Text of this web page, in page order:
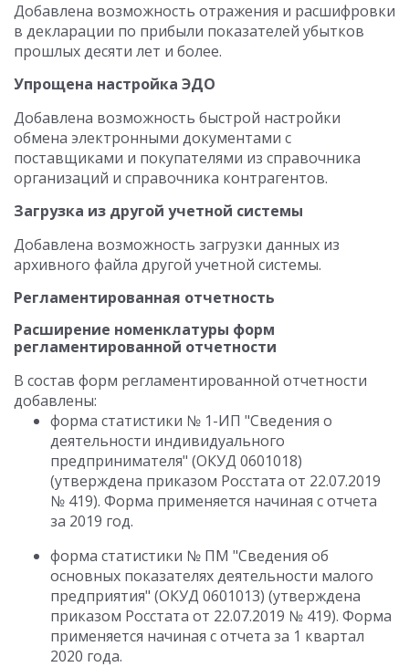
Добавлена возможность отражения и расшифровки
в декларации по прибыли показателей убытков
прошлых десяти лет и более.
Упрощена настройка ЭДО
Добавлена возможность быстрой настройки
обмена электронными документами с
поставщиками и покупателями из справочника
организаций и справочника контрагентов.
Загрузка из другой учетной системы
Добавлена возможность загрузки данных из
архивного файла другой учетной системы.
Регламентированная отчетность
Расширение номенклатуры форм
регламентированной отчетности
В состав форм регламентированной отчетности
добавлены:
форма статистики № 1-ИП "Сведения о
деятельности индивидуального
предпринимателя" (ОКУД 0601018)
(утверждена приказом Росстата от 22.07.2019
№ 419). Форма применяется начиная с отчета
за 2019 год.
форма статистики № ПМ "Сведения об
основных показателях деятельности малого
предприятия" (ОКУД 0601013) (утверждена
приказом Росстата от 22.07.2019 № 419). Форма
применяется начиная с отчета за 1 квартал
2020 года.